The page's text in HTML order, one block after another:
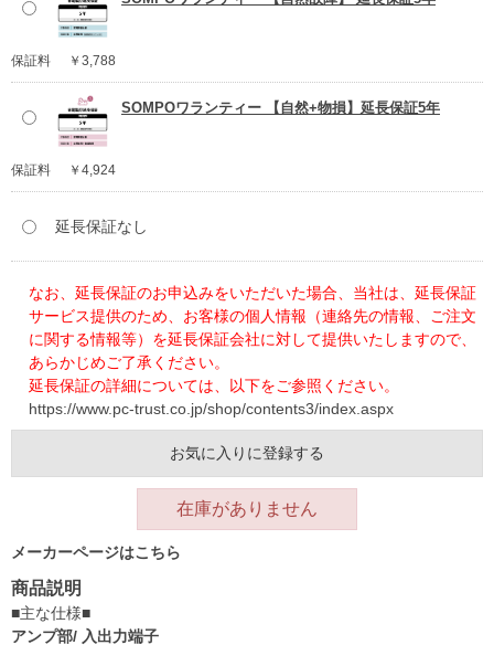
保証料 ￥3,788
SOMPOワランティー 【自然+物損】延長保証5年
保証料 ￥4,924
延長保証なし
なお、延長保証のお申込みをいただいた場合、当社は、延長保証
サービス提供のため、お客様の個人情報（連絡先の情報、ご注文
に関する情報等）を延長保証会社に対して提供いたしますので、
あらかじめご了承ください。
延長保証の詳細については、以下をご参照ください。
https://www.pc-trust.co.jp/shop/contents3/index.aspx
お気に入りに登録する
在庫がありません
メーカーページはこちら
商品説明
■主な仕様■
アンプ部/ 入出力端子